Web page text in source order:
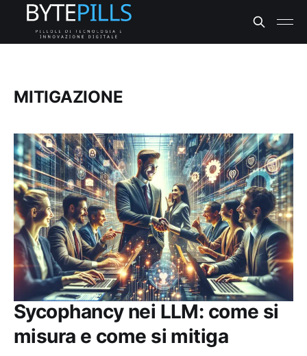
MITIGAZIONE
Sycophancy nei LLM: come si
misura e come si mitiga